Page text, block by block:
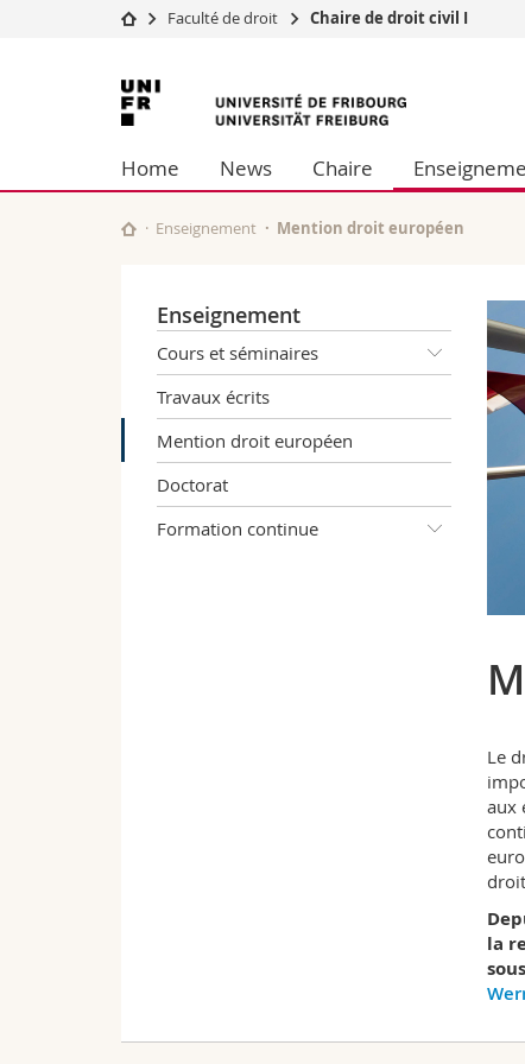
Université
Recherche
Université
Formation continue
Sciences
Lettres et
Sciences
Faculté de droit Chaire de droit civil I
Université
de
Fribourg
Home News Chaire
Enseignement Mention droit européen
Enseignement
Cours et séminaires
Travaux écrits
Mention droit européen
Doctorat
Formation continue
Le
aux
la